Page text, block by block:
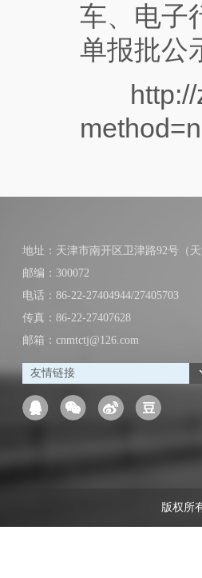
车、电子
单报批公
http://
地址：天津市南开区卫津路92号（天
邮编：300072
电话：86-22-27404944/27405703
传真：86-22-27407628
邮箱：cnmtctj@126.com
友情链接
版权所